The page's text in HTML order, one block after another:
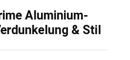
Aluminium-
& Stil